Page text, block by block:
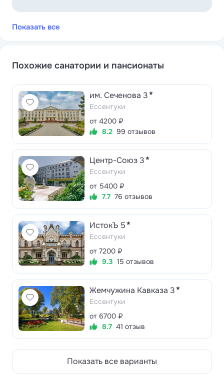
Показать все
Похожие санатории и пансионаты
им. Сеченова 3 ★
Ессентуки
от 4200 ₽
8.2 99 отзывов
Центр-Союз 3 ★
Ессентуки
от 5400 ₽
7.7 76 отзывов
ИстокЪ 5 ★
Ессентуки
от 7200 ₽
9.3 15 отзывов
Жемчужина Кавказа 3 ★
Ессентуки
от 6700 ₽
8.7 41 отзыв
Показать все варианты